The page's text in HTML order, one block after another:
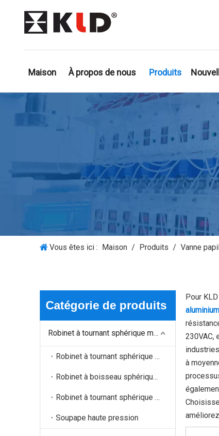
Maison À propos de nous Produits
Vous êtes ici : Maison / Produits / Vanne
Catégorie de produits
Robinet à tournant sphérique motorisé
Robinet à tournant sphérique à 2 voies
Robinet à boisseau sphérique à 3 voies
Robinet à tournant sphérique à 4 voies
Soupape haute pression
Pour KLD
230VAC,
à